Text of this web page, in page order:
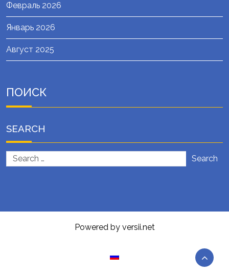
Февраль 2026
Январь 2026
Август 2025
ПОИСК
SEARCH
Search
Powered by versii.net